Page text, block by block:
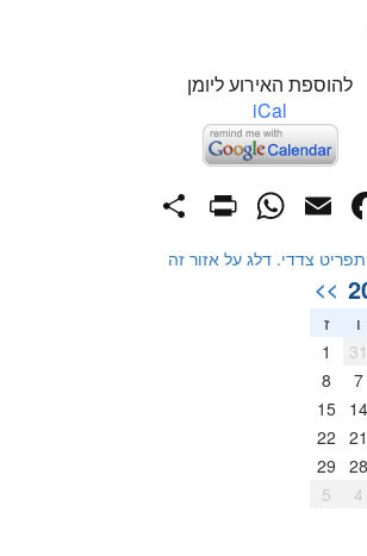
להוספת האירוע ליומן
iCal
Facebook
Email
WhatsApp
תפריט צדדי. דלג על אזור זה
>>
ז
31
7
8
14
15
21
22
28
29
4
5